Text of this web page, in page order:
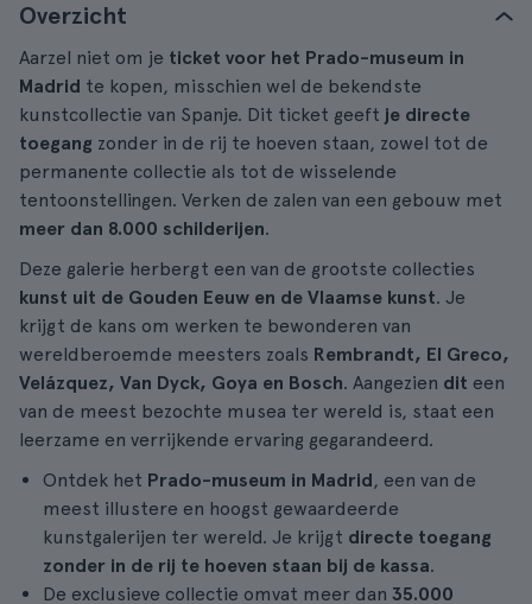
Overzicht
Aarzel niet om je ticket voor het Prado-museum in
Madrid te kopen, misschien wel de bekendste
kunstcollectie van Spanje. Dit ticket geeft je directe
toegang zonder in de rij te hoeven staan, zowel tot de
permanente collectie als tot de wisselende
tentoonstellingen. Verken de zalen van een gebouw met
meer dan 8.000 schilderijen.
Deze galerie herbergt een van de grootste collecties
kunst uit de Gouden Eeuw en de Vlaamse kunst. Je
krijgt de kans om werken te bewonderen van
wereldberoemde meesters zoals Rembrandt, El Greco,
Velázquez, Van Dyck, Goya en Bosch. Aangezien dit een
van de meest bezochte musea ter wereld is, staat een
leerzame en verrijkende ervaring gegarandeerd.
Ontdek het Prado-museum in Madrid, een van de
meest illustere en hoogst gewaardeerde
kunstgalerijen ter wereld. Je krijgt directe toegang
zonder in de rij te hoeven staan bij de kassa.
De exclusieve collectie omvat meer dan 35.000